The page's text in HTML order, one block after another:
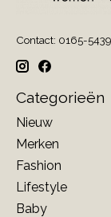
Contact: 0165-
Categorieën
Nieuw
Merken
Fashion
Lifestyle
Baby